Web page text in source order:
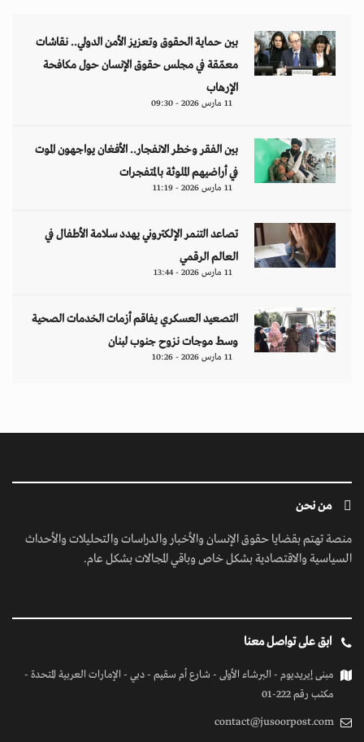
بين حماية الحقوق وتعزيز الأمن الدولي.. نقاشات
معمّقة في مجلس حقوق الإنسان حول مكافحة
الإرهاب
11 مارس 2026 - 09:30
بين الفقر وخطر الانفجار.. الأفغان يواجهون الموت
في أراضيهم الملوثة بالمتفجرات
11 مارس 2026 - 11:19
تصاعد التنمر الإلكتروني يهدد سلامة الأطفال في
العالم الرقمي
11 مارس 2026 - 13:44
التصعيد العسكري يفاقم أزمات الخدمات الصحية
وسط موجات نزوح جنوب لبنان
11 مارس 2026 - 10:26
من نحن
منصة تهتم بقضايا حقوق الإنسان والأخبار والدراسات والتحليلات والأحداث
السياسية والاقتصادية بشكل خاص وباقي المجالات بشكل عام.
ابق على تواصل معنا
مبنى إيريديوم - البرشاء الأولى - شارع أم سقيم - دبي - الإمارات العربية المتحدة -
مكتب رقم 222-01
contact@jusoorpost.com